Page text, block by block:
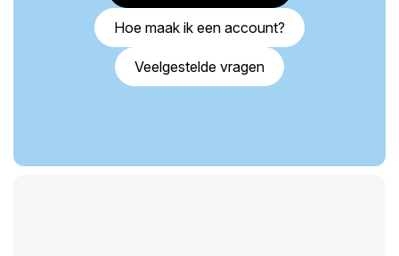
Hoe maak ik een account?
Veelgestelde vragen